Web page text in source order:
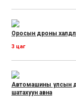
Оросын дроны
3 цаг
Автомашины улсын
шатахуун авна